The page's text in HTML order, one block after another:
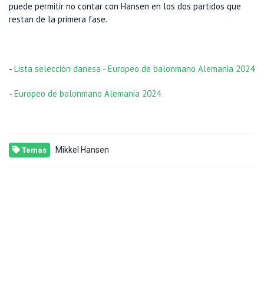
puede permitir no contar con Hansen en los dos partidos que
restan de la primera fase.
- Lista selección danesa - Europeo de balonmano Alemania 2024
- Europeo de balonmano Alemania 2024
Temas Mikkel Hansen